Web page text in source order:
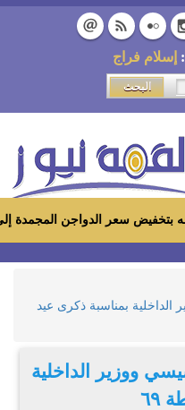
إسلام فراج
جنيه للكيلو بالمجمعات الاستهلاكية ومعارض «أهلاً رمضان»
بمناسبة ذكرى عيد
ووزير الداخلية